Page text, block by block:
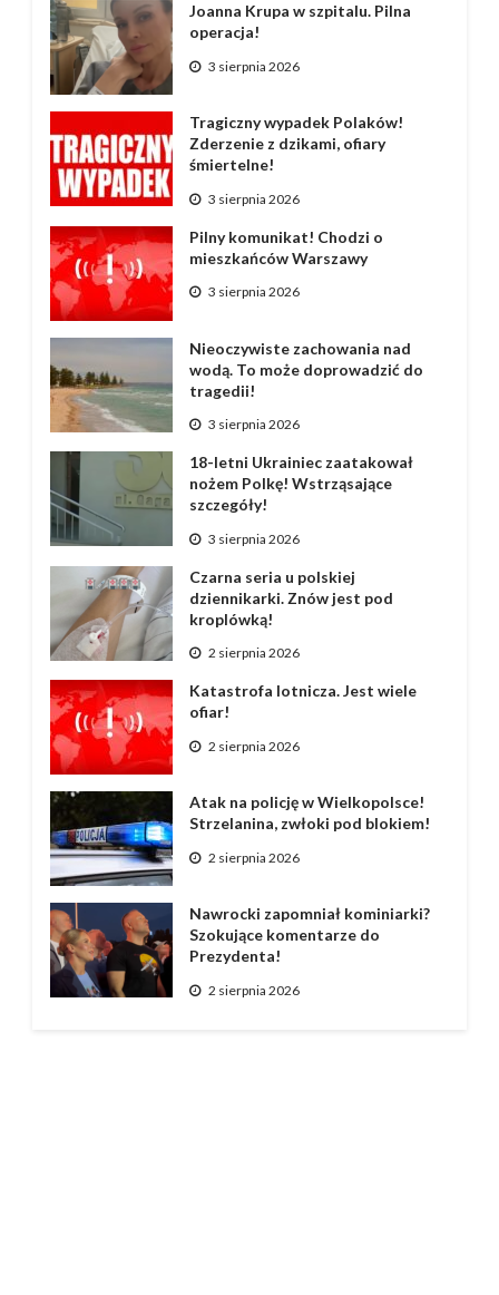
Joanna Krupa w szpitalu. Pilna
operacja!
3 sierpnia 2026
Tragiczny wypadek Polaków!
Zderzenie z dzikami, ofiary
śmiertelne!
3 sierpnia 2026
Pilny komunikat! Chodzi o
mieszkańców Warszawy
3 sierpnia 2026
Nieoczywiste zachowania nad
wodą. To może doprowadzić do
tragedii!
3 sierpnia 2026
18-letni Ukrainiec zaatakował
nożem Polkę! Wstrząsające
szczegóły!
3 sierpnia 2026
Czarna seria u polskiej
dziennikarki. Znów jest pod
kroplówką!
2 sierpnia 2026
Katastrofa lotnicza. Jest wiele
ofiar!
2 sierpnia 2026
Atak na policję w Wielkopolsce!
Strzelanina, zwłoki pod blokiem!
2 sierpnia 2026
Nawrocki zapomniał kominiarki?
Szokujące komentarze do
Prezydenta!
2 sierpnia 2026